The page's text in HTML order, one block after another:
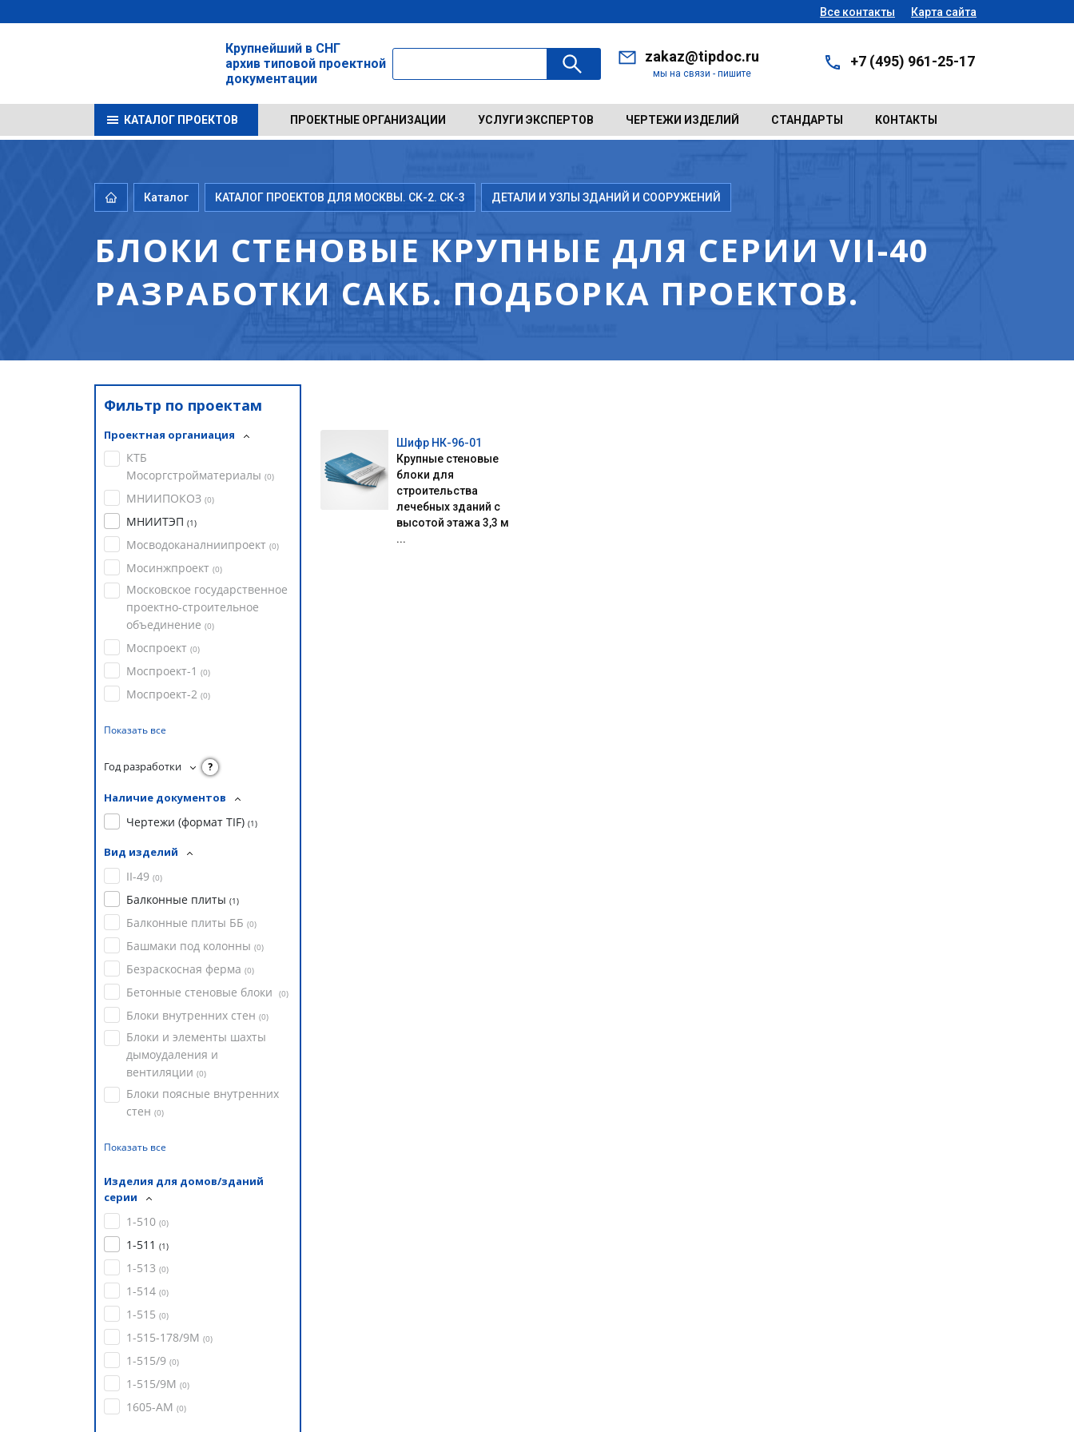
Все контакты Карта сайта
Крупнейший в СНГ
архив типовой проектной
документации
zakaz@tipdoc.ru
мы на связи - пишите
+7 (495) 961-25-17
КАТАЛОГ ПРОЕКТОВ ПРОЕКТНЫЕ ОРГАНИЗАЦИИ УСЛУГИ ЭКСПЕРТОВ ЧЕРТЕЖИ ИЗДЕЛИЙ СТАНДАРТЫ КОНТАКТЫ
Каталог КАТАЛОГ ПРОЕКТОВ ДЛЯ МОСКВЫ. СК-2. СК-3 ДЕТАЛИ И УЗЛЫ ЗДАНИЙ И СООРУЖЕНИЙ
БЛОКИ СТЕНОВЫЕ КРУПНЫЕ ДЛЯ СЕРИИ VII-40
РАЗРАБОТКИ САКБ. ПОДБОРКА ПРОЕКТОВ.
Фильтр по проектам
Проектная органиация
КТБ
Мосоргстройматериалы (0)
МНИИПОКОЗ (0)
МНИИТЭП (1)
Мосводоканалниипроект (0)
Мосинжпроект (0)
Московское государственное
проектно-строительное
объединение (0)
Моспроект (0)
Моспроект-1 (0)
Моспроект-2 (0)
Показать все
Год разработки ?
Наличие документов
Чертежи (формат TIF) (1)
Вид изделий
II-49 (0)
Балконные плиты (1)
Балконные плиты ББ (0)
Башмаки под колонны (0)
Безраскосная ферма (0)
Бетонные стеновые блоки (0)
Блоки внутренних стен (0)
Блоки и элементы шахты
дымоудаления и
вентиляции (0)
Блоки поясные внутренних
стен (0)
Показать все
Изделия для домов/зданий
серии
1-510 (0)
1-511 (1)
1-513 (0)
1-514 (0)
1-515 (0)
1-515-178/9М (0)
1-515/9 (0)
1-515/9М (0)
1605-АМ (0)
Шифр НК-96-01
Крупные стеновые
блоки для
строительства
лечебных зданий с
высотой этажа 3,3 м
...